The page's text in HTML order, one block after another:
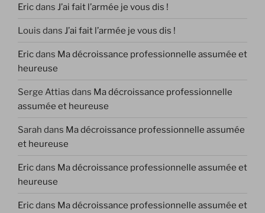
Ericdans J’ai fait l’armée je vous dis !
Louis dans J’ai fait l’armée je vous dis !
Ericdans Ma décroissance professionnelle assumée et
heureuse
Serge Attias dans Ma décroissance professionnelle
assumée et heureuse
Sarah dans Ma décroissance professionnelle assumée
et heureuse
Ericdans Ma décroissance professionnelle assumée et
heureuse
Ericdans Ma décroissance professionnelle assumée et